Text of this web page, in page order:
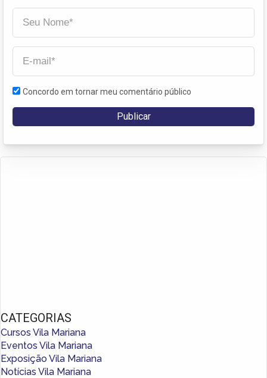
Concordo em tornar meu comentário público
CATEGORIAS
Cursos Vila Mariana
Eventos Vila Mariana
Exposição Vila Mariana
Notícias Vila Mariana